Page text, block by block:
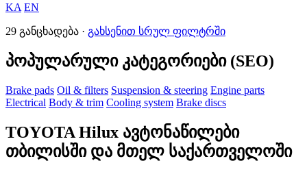
KA EN
29 განცხადება · გახსენით სრულ ფილტრში
პოპულარული კატეგორიები (SEO)
Brake pads Oil & filters Suspension & steering Engine parts
Electrical Body & trim Cooling system Brake discs
TOYOTA Hilux ავტონაწილები
თბილისში და მთელ საქართველოში